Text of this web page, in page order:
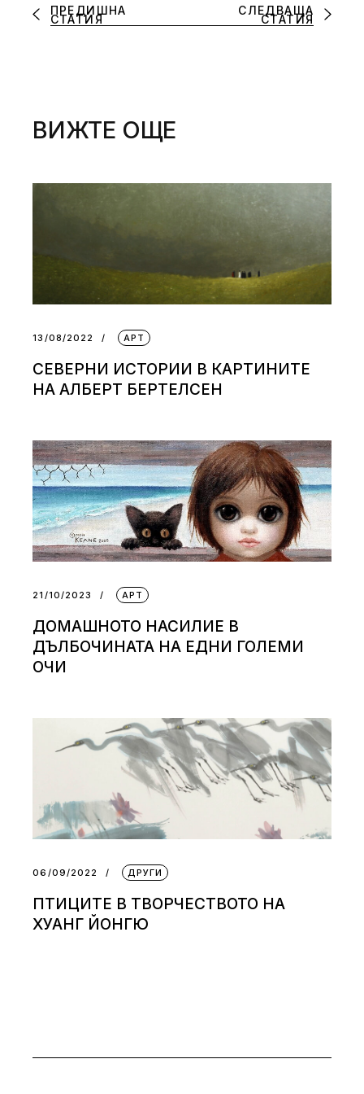
ПРЕДИШНА
СТАТИЯ
СЛЕДВАЩА
СТАТИЯ
ВИЖТЕ ОЩЕ
13/08/2022 АРТ
СЕВЕРНИ ИСТОРИИ В КАРТИНИТЕ
НА АЛБЕРТ БЕРТЕЛСЕН
21/10/2023 АРТ
ДОМАШНОТО НАСИЛИЕ В
ДЪЛБОЧИНАТА НА ЕДНИ ГОЛЕМИ
ОЧИ
06/09/2022 ДРУГИ
ПТИЦИТЕ В ТВОРЧЕСТВОТО НА
ХУАНГ ЙОНГЮ